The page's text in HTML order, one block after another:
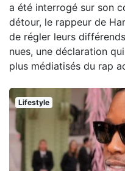
a été interrogé sur son
détour, le rappeur de
de régler leurs
nues, une déclaration
plus médiatisés du rap
Lifestyle